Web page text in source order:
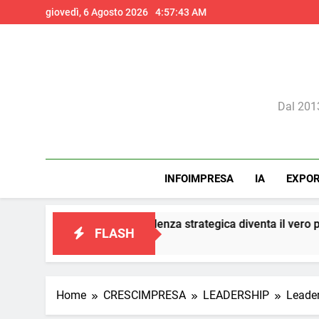
to
giovedì, 6 Agosto 2026 4:57:45 AM
Il
Dal
INFOIMPRESA IA
FLASH
strategica diventa il vero presidio di conformità e
Home CRESCIMPRESA LEADERSHIP